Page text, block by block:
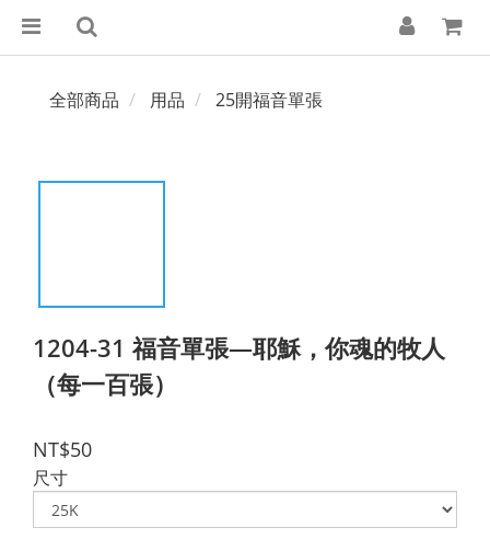
全部商品 用品 25開福音單張
1204-31 福音單張—耶穌，你魂的牧人
（每一百張）
NT$50
尺寸